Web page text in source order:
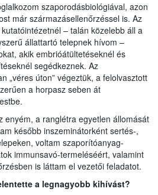
szaporodásbiológiával, azon
már származásellenőrzéssel is. Az
– talán közelebb áll a
állattartó telepnek hívom –
akik embrióátültetéseknél és
segédkeznek. Az
„véres úton” végeztük, a felolvasztott
a horpasz seben át
enyém, a ranglétra egyetlen állomását
később inszeminátorként sertés-,
voltam szaporítóanyag-
immunsavó-termeléséért, valamint
is láttam el vezetői feladatot.
a legnagyobb kihívást?